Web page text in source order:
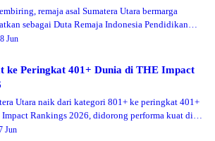
remaja asal Sumatera Utara bermarga
sebagai Duta Remaja Indonesia Pendidikan
Final di Bandung, 26-28 Juni 2026.
Jun
ke Peringkat 401+ Dunia di THE Impact
Utara naik dari kategori 801+ ke peringkat 401+
Rankings 2026, didorong performa kuat di
dan kelestarian laut.
Jun